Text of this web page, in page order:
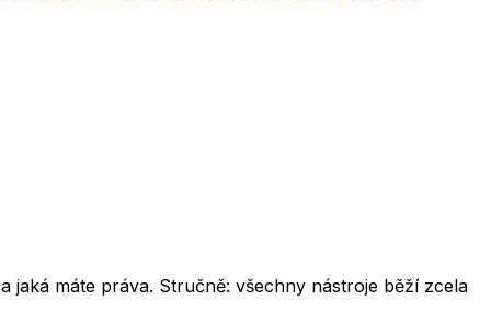
jaká máte práva. Stručně: všechny nástroje běží zcela